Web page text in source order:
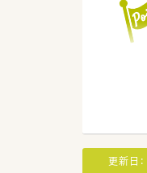
更新日：